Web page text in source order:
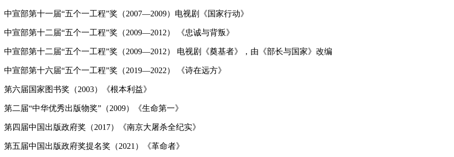
中宣部第十一届“五个一工程”奖（2007—2009）电视剧《国家行动》
中宣部第十二届“五个一工程”奖（2009—2012） 《忠诚与背叛》
中宣部第十二届“五个一工程”奖（2009—2012） 电视剧《奠基者》，由《部长与国家》改编
中宣部第十六届“五个一工程”奖（2019—2022） 《诗在远方》
第六届国家图书奖（2003）《根本利益》
第二届“中华优秀出版物奖”（2009）《生命第一》
第四届中国出版政府奖（2017）《南京大屠杀全纪实》
第五届中国出版政府奖提名奖（2021）《革命者》